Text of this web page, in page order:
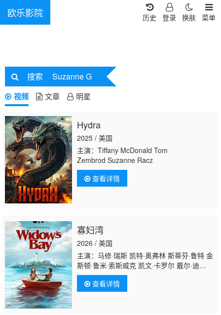
欧乐影院 菜单
换肤
登录
历史
搜索 Suzanne G
视频 文章 明星
Hydra
2025 / 美国
主演：Tiffany McDonald Tom
Zembrod Suzanne Racz
查看详情
寡妇湾
2026 / 美国
主演：马修·瑞斯 凯特·奥弗林 斯蒂芬·鲁特 金
斯顿·鲁米·索斯威克 凯文·卡罗尔 戴尔·迪
奇 Ava Gaudet 威廉·希尔 戴维·阿姆斯特朗 伊
莱·D·戈斯 Jimmy Shirts 伊恩·莱昂斯 克里斯
托弗·C·詹姆斯 Shawn Jain Kevin F.
查看详情